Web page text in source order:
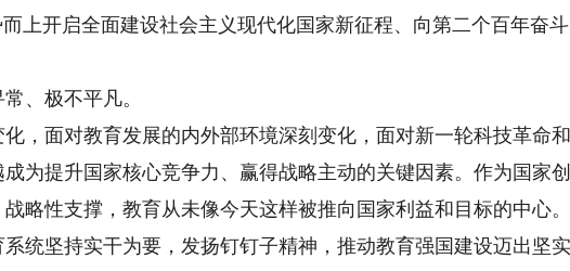
开启全面建设社会主义现代化国家新征程、向第二个百年奋
、极不平凡。
面对教育发展的内外部环境深刻变化，面对新一轮科技革命
为提升国家核心竞争力、赢得战略主动的关键因素。作为国家
略性支撑，教育从未像今天这样被推向国家利益和目标的中心。
坚持实干为要，发扬钉钉子精神，推动教育强国建设迈出坚实